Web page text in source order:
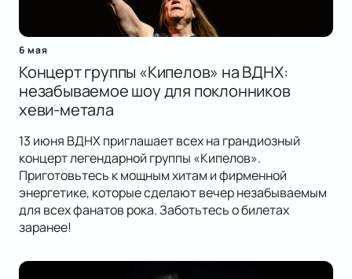
6 мая
Концерт группы «Кипелов» на ВДНХ:
незабываемое шоу для поклонников
хеви-метала
13 июня ВДНХ приглашает всех на грандиозный
концерт легендарной группы «Кипелов».
Приготовьтесь к мощным хитам и фирменной
энергетике, которые сделают вечер незабываемым
для всех фанатов рока. Заботьтесь о билетах
заранее!